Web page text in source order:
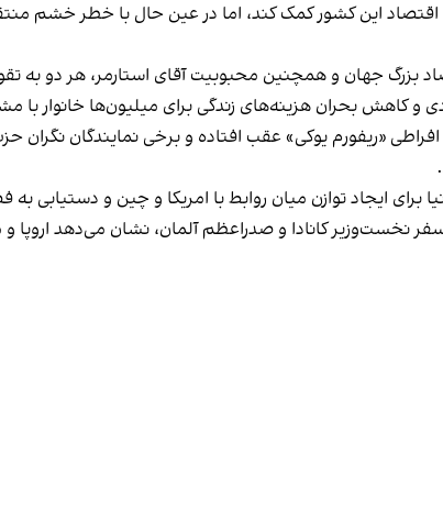
اقتصاد این کشور کمک کند، اما در عین حال با خطر
بزرگ جهان و همچنین محبوبیت آقای استارمر، هر دو به
و کاهش بحران هزینه‌های زندگی برای میلیون‌ها خانوار با
«ریفورم یوکی» عقب افتاده و برخی نمایندگان نگران حزب
برای ایجاد توازن میان روابط با امریکا و چین و
سفر نخست‌وزیر کانادا و صدراعظم آلمان، نشان می‌دهد اروپا